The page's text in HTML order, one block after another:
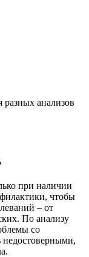
разных анализов
при наличии
чтобы
– от
По анализу
со
недостоверными,